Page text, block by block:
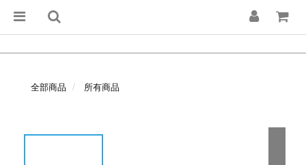
全部商品 所有商品